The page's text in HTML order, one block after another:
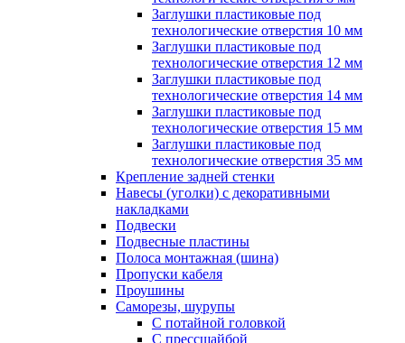
Заглушки пластиковые под
технологические отверстия 10 мм
Заглушки пластиковые под
технологические отверстия 12 мм
Заглушки пластиковые под
технологические отверстия 14 мм
Заглушки пластиковые под
технологические отверстия 15 мм
Заглушки пластиковые под
технологические отверстия 35 мм
Крепление задней стенки
Навесы (уголки) с декоративными
накладками
Подвески
Подвесные пластины
Полоса монтажная (шина)
Пропуски кабеля
Проушины
Саморезы, шурупы
С потайной головкой
С прессшайбой